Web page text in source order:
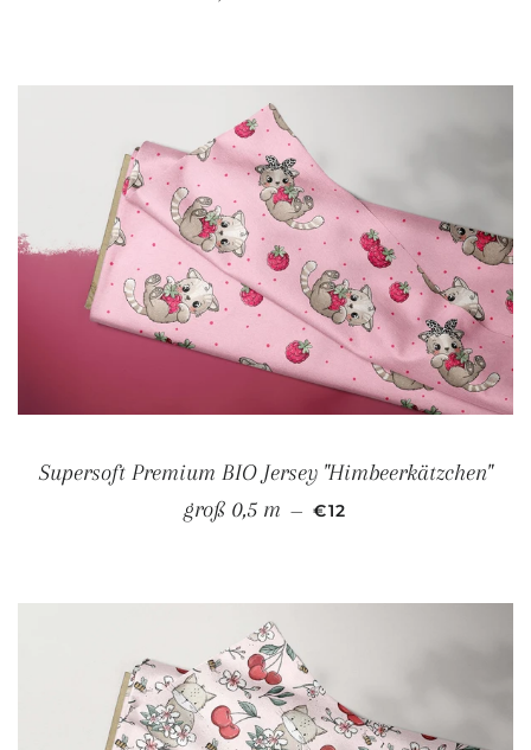
Supersoft Premium BIO Jersey "Himbeerkätzchen"
groß 0,5 m — NORMALER PREIS
€12